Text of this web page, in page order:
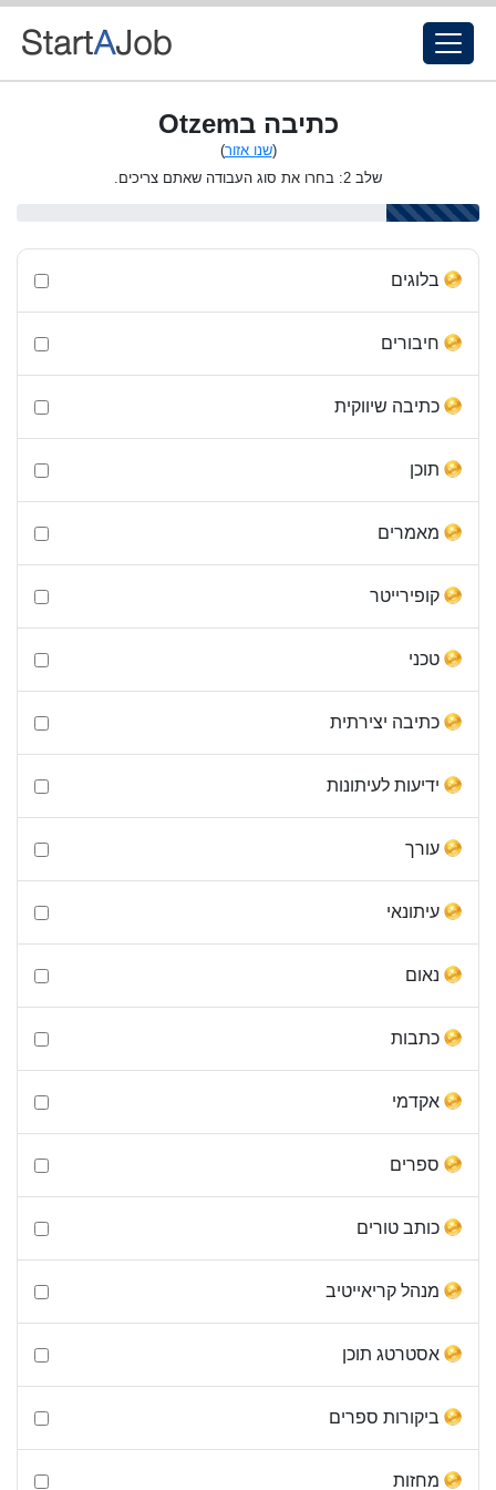
כתיבה בOtzem
(שנו אזור)
שלב 2: בחרו את סוג העבודה שאתם צריכים.
בלוגים
חיבורים
כתיבה שיווקית
תוכן
מאמרים
קופירייטר
טכני
כתיבה יצירתית
ידיעות לעיתונות
עורך
עיתונאי
נאום
כתבות
אקדמי
ספרים
כותב טורים
מנהל קריאייטיב
אסטרטג תוכן
ביקורות ספרים
מחזות